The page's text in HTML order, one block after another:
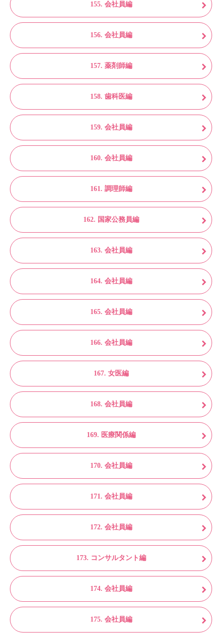
155. 会社員編
156. 会社員編
157. 薬剤師編
158. 歯科医編
159. 会社員編
160. 会社員編
161. 調理師編
162. 国家公務員編
163. 会社員編
164. 会社員編
165. 会社員編
166. 会社員編
167. 女医編
168. 会社員編
169. 医療関係編
170. 会社員編
171. 会社員編
172. 会社員編
173. コンサルタント編
174. 会社員編
175. 会社員編